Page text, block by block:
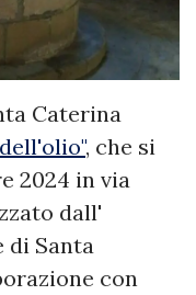
Caterina
, che si
2024 in via
dall'
Santa
con